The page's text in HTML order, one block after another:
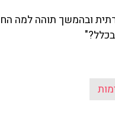
ובהמשך תוהה למה